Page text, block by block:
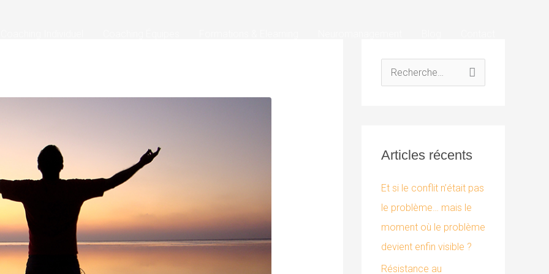
e
c
h
e
r
Articles récents
Et si le conflit n’était pas
le problème… mais le
moment où le problème
devient enfin visible ?
Résistance au